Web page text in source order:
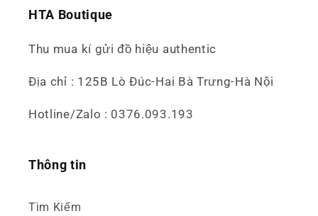
HTA Boutique
Thu mua kí gửi đồ hiệu authentic
Địa chỉ : 125B Lò Đúc-Hai Bà Trưng-Hà Nội
Hotline/Zalo : 0376.093.193
Thông tin
Tìm Kiếm